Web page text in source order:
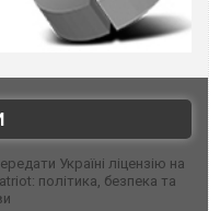
Україні ліцензію на
політика, безпека та